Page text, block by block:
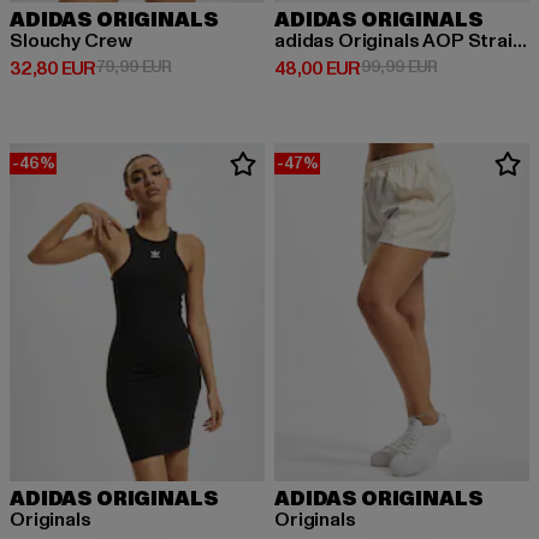
ADIDAS ORIGINALS
Slouchy Crew
32,80 EUR
Derzeitiger Preis: 32,80 EUR
79,99 EURAktionspreis: 79,99 EUR
ADIDAS ORIGINALS
adidas Originals AOP Straight Fit Jeans
48,00 EUR
Derzeitiger Preis: 48,00 EUR
99,99 EURAktionspreis:
-46%
ADIDAS ORIGINALS
Originals
-47%
ADIDAS ORIGINALS
Originals